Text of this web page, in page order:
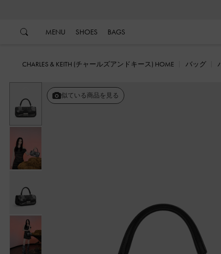
MENU SHOES BAGS
CHARLES & KEITH (チャールズアンドキース) HOME バッグ
似ている商品を見る